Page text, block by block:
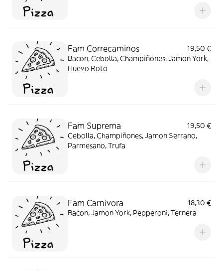
Fam Correcaminos
19,50 €
Bacon, Cebolla, Champiñones, Jamon York,
Huevo Roto
Fam Suprema
19,50 €
Cebolla, Champiñones, Jamon Serrano,
Parmesano, Trufa
Fam Carnivora
18,30 €
Bacon, Jamon York, Pepperoni, Ternera